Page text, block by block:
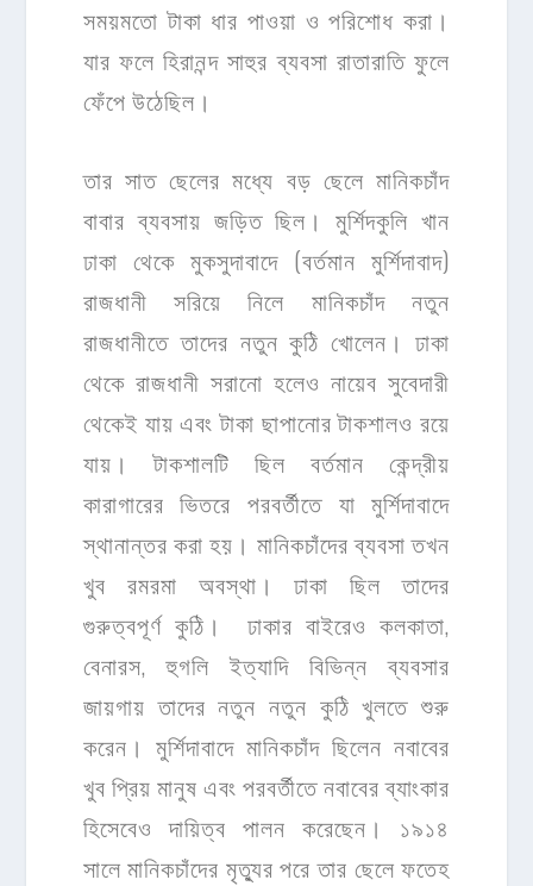
সময়মতো টাকা ধার পাওয়া ও পরিশোধ করা।
যার ফলে হিরানন্দ সাহুর ব্যবসা রাতারাতি ফুলে
ফেঁপে উঠেছিল।
তার সাত ছেলের মধ্যে বড় ছেলে মানিকচাঁদ
বাবার ব্যবসায় জড়িত ছিল। মুর্শিদকুলি খান
ঢাকা থেকে মুকসুদাবাদে (বর্তমান মুর্শিদাবাদ)
রাজধানী সরিয়ে নিলে মানিকচাঁদ নতুন
রাজধানীতে তাদের নতুন কুঠি খোলেন। ঢাকা
থেকে রাজধানী সরানো হলেও নায়েব সুবেদারী
থেকেই যায় এবং টাকা ছাপানোর টাকশালও রয়ে
যায়। টাকশালটি ছিল বর্তমান কেন্দ্রীয়
কারাগারের ভিতরে পরবর্তীতে যা মুর্শিদাবাদে
স্থানান্তর করা হয়। মানিকচাঁদের ব্যবসা তখন
খুব রমরমা অবস্থা। ঢাকা ছিল তাদের
গুরুত্বপূর্ণ কুঠি। ঢাকার বাইরেও কলকাতা,
বেনারস, হুগলি ইত্যাদি বিভিন্ন ব্যবসার
জায়গায় তাদের নতুন নতুন কুঠি খুলতে শুরু
করেন। মুর্শিদাবাদে মানিকচাঁদ ছিলেন নবাবের
খুব প্রিয় মানুষ এবং পরবর্তীতে নবাবের ব্যাংকার
হিসেবেও দায়িত্ব পালন করেছেন। ১৯১৪
সালে মানিকচাঁদের মৃত্যুর পরে তার ছেলে ফতেহ